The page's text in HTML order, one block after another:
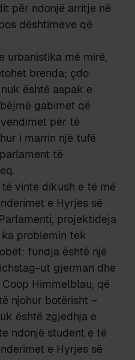
për ndonjë arritje në
dështimeve që
urbanistika më mirë,
brenda; çdo
është aspak e
gabimet që
për të
i marrin një tufë
të
vinte dikush e të më
e Hyrjes së
projektideja
problemin tek
fundja është një
ut gjerman dhe
Himmelblau, që
njohur botërisht –
është zgjedhja e
ndonjë student e të
e Hyrjes së